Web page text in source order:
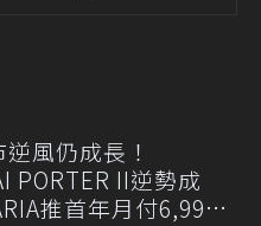
風仍成長！
PORTER II逆勢成
推首年月付6,999